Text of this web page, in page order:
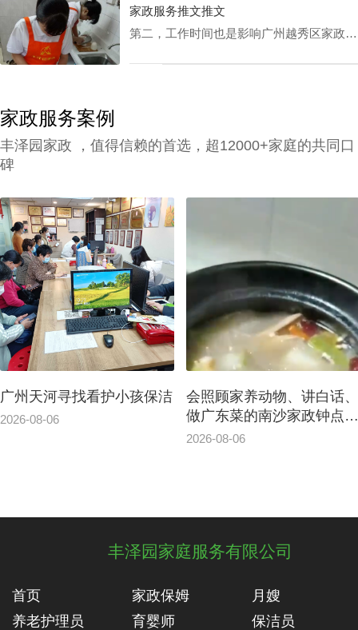
恤老人及家长接送，让志存高远的人专心致
志工作，那越秀区家政中心住家报价该如何
家政服务推文推文
第二，工作时间也是影响广州越秀区家政中
家政服务案例
丰泽园家政 ，值得信赖的首选，超12000+家庭的共同口
碑
广州天河寻找看护小孩保洁
2026-08-06
会照顾家养动物、讲白话、
做广东菜的南沙家政钟点工
案例
2026-08-06
丰泽园家庭服务有限公司
首页 家政保姆
月嫂
养老护理员
育婴师
保洁员